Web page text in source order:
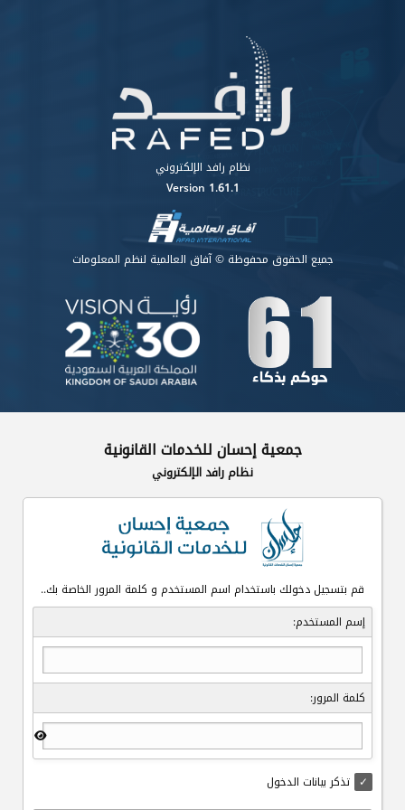
نظام رافد الإلكتروني
Version 1.61.1
جميع الحقوق محفوظة © آفاق العالمية لنظم المعلومات
جمعية إحسان للخدمات القانونية
نظام رافد الإلكتروني
قم بتسجيل دخولك باستخدام اسم المستخدم و كلمة المرور الخاصة بك..
إسم المستخدم:
كلمة المرور:
تذكر بيانات الدخول